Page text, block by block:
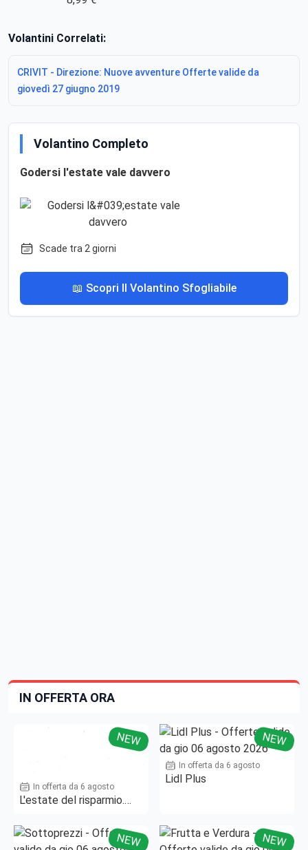
Volantini Correlati:
CRIVIT - Direzione: Nuove avventure Offerte valide da
giovedì 27 giugno 2019
Volantino Completo
Godersi l'estate vale davvero
Scade tra 2 giorni
📖 Scopri Il Volantino Sfogliabile
IN OFFERTA ORA
NEW
In offerta da 6 agosto
L'estate del risparmio.
NEW
In offerta da 6 agosto
Lidl Plus
NEW NEW